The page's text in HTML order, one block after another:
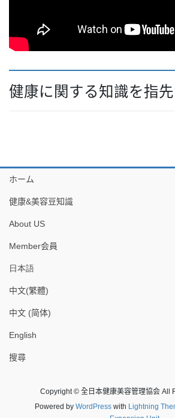
健康に関する知識を指
ホーム
健康&美容豆知識
About US
Member会員
日本語
中文(繁體)
中文 (简体)
English
搜尋
Copyright © 全日本健康美容管理協会 All
Powered by WordPresswith Lightning